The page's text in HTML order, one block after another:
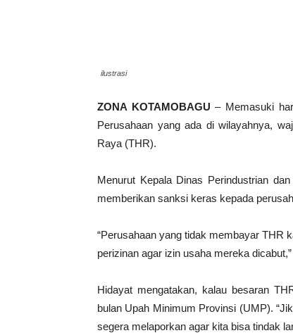
ilustrasi
ZONA KOTAMOBAGU – Memasuki
Perusahaan yang ada di wilayahnya,
Raya (THR).
Menurut Kepala Dinas Perindustrian
memberikan sanksi keras kepada
“Perusahaan yang tidak membayar THR
perizinan agar izin usaha mereka
Hidayat mengatakan, kalau besaran
bulan Upah Minimum Provinsi (UMP).
segera melaporkan agar kita bisa tindak